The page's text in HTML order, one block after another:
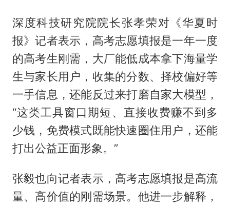
深度科技研究院院长张孝荣对《华夏时
报》记者表示，高考志愿填报是一年一度
的高考生刚需，大厂能低成本拿下海量学
生与家长用户，收集的分数、择校偏好等
一手信息，还能反过来打磨自家大模型，
“这类工具窗口期短、直接收费赚不到多
少钱，免费模式既能快速圈住用户，还能
打出公益正面形象。”
张毅也向记者表示，高考志愿填报是高流
量、高价值的刚需场景。他进一步解释，